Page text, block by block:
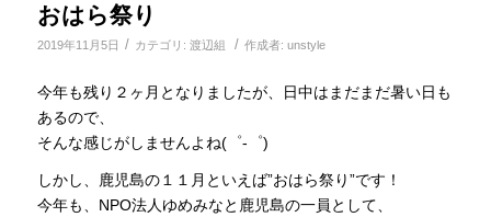
おはら祭り
2019年11月5日 / カテゴリ: 渡辺組 / 作成者: unstyle
今年も残り２ヶ月となりましたが、日中はまだまだ暑い日も
あるので、
そんな感じがしませんよね(゜-゜)
しかし、鹿児島の１１月といえば”おはら祭り”です！
今年も、NPO法人ゆめみなと鹿児島の一員として、